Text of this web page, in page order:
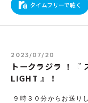
タイムフリーで聴く
2023/07/20
トークラジラ ！『
LIGHT 』！
９時３０分からお送り